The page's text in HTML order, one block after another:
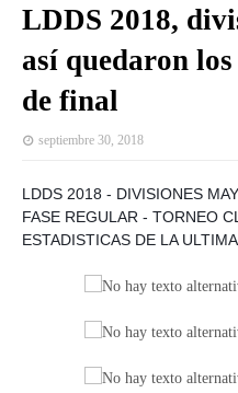
LDDS 2018,
así quedaron
de final
septiembre 30, 2018
LDDS 2018 - DIVISIONES
FASE REGULAR - TORNEO
ESTADISTICAS DE LA